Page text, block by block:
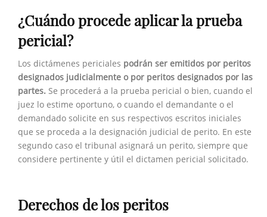
¿Cuándo procede aplicar la prueba
pericial?
Los dictámenes periciales podrán ser emitidos por peritos
designados judicialmente o por peritos designados por las
partes. Se procederá a la prueba pericial o bien, cuando el
juez lo estime oportuno, o cuando el demandante o el
demandado solicite en sus respectivos escritos iniciales
que se proceda a la designación judicial de perito. En este
segundo caso el tribunal asignará un perito, siempre que
considere pertinente y útil el dictamen pericial solicitado.
Derechos de los peritos